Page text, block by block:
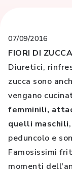
07/09/2016
FIORI DI
Diuretici,
zucca sono
vengano
femminili,
quelli maschili
peduncolo e
Famosissimi
momenti